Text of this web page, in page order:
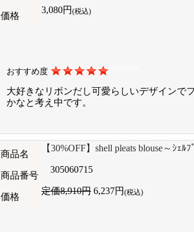
価格
3,080円 (税込)
おすすめ度
大好きなリボンだし可愛らしいデザインで
かなと考え中です。
商品名
【30%OFF】shell pleats blouse～ｼｪﾙ
商品番号
305060715
価格
定価8,910円 6,237円 (税込)